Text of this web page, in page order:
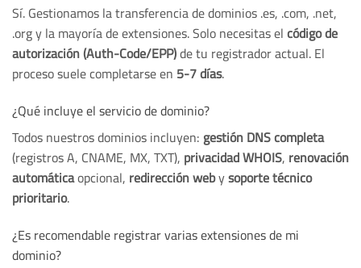
Sí. Gestionamos la transferencia de dominios .es, .com, .net,
.org y la mayoría de extensiones. Solo necesitas elcódigo de
autorización (Auth-Code/EPP)de tu registrador actual. El
proceso suele completarse en 5-7 días.
¿Qué incluye el servicio de dominio?
Todos nuestros dominios incluyen:gestión DNS completa
(registros A, CNAME, MX, TXT), privacidad WHOIS, renovación
automáticaopcional, redirección webysoporte técnico
prioritario.
¿Es recomendable registrar varias extensiones de mi
dominio?